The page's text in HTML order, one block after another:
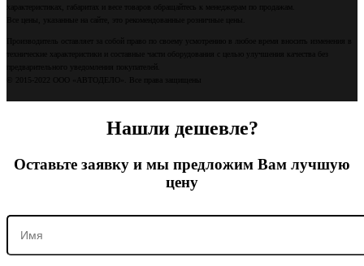
характеристиках, габаритах и весе товаров обращайтесь к менеджерам по продажам.
Все цены, указанные на сайте, это рекомендованные розничные цены.
Производитель оставляет за собой право по своему усмотрению в любое время вносить изменения в
технические характеристики и составные части оборудования с целью улучшения качества без
предварительного уведомления покупателей.
© 2015-2022 ООО «АВТОДЕЛО». Все права защищены
Нашли дешевле?
Оставьте заявку и мы предложим Вам лучшую
цену